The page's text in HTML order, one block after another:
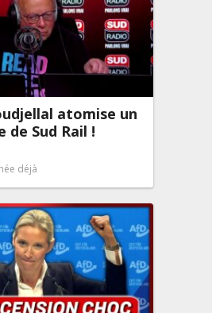
atomise un
de Sud Rail !
déjà